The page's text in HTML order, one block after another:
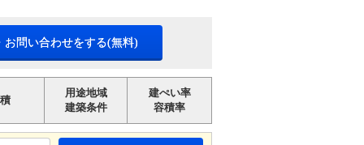
お問い合わせをする(無料)
用途地域
建築条件
建ぺい率
容積率